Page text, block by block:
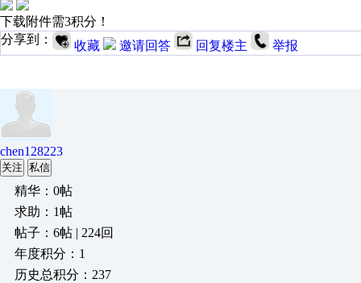
下载附件需3积分！
分享到：
收藏 邀请回答 回复楼主 举报
chen128223
关注 私信
精华：0帖
求助：1帖
帖子：6帖 | 224回
年度积分：1
历史总积分：237